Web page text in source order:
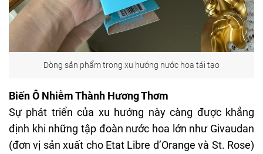
Dòng sản phẩm trong xu hướng nước hoa tái tạo
Biến Ô Nhiễm Thành Hương Thơm
Sự phát triển của xu hướng này càng được khẳng
định khi những tập đoàn nước hoa lớn như Givaudan
(đơn vị sản xuất cho Etat Libre d’Orange và St. Rose)